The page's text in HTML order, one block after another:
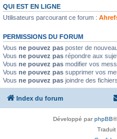
QUI EST EN LIGNE
Utilisateurs parcourant ce forum :
PERMISSIONS DU FORUM
Vous ne pouvez pas poster de
Vous ne pouvez pas répondre aux
Vous ne pouvez pas modifier vos
Vous ne pouvez pas supprimer vos
Vous ne pouvez pas joindre des fichiers
Index du forum
Développé parphpBB